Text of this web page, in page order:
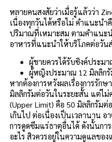
หลายคนสงสัยว่าเมื่อรู้แล้วว่า
เนื่องทุกวันได้หรือไม่ คำแนะนำ
ปริมาณที่เหมาะสม ตามคำแนะ
อาหารที่แนะนำให้บริโภคต่อวัน
ผู้ชายควรได้รับซิงค์ประม
ผู้หญิงประมาณ 12 มิลลิก
หากต้องการหวังผลเรื่องการรัก
มิลลิกรัมต่อวันในระยะสั้น แต่ไ
(Upper Limit) คือ 50 มิลลิกรัม
เกินไป ต่อเนื่องเป็นเวลานาน อ
การดูดซึมแร่ธาตุอื่นได้ ดังนั้นกา
อะไร สิวควรอยู่ในความดูแลขอ